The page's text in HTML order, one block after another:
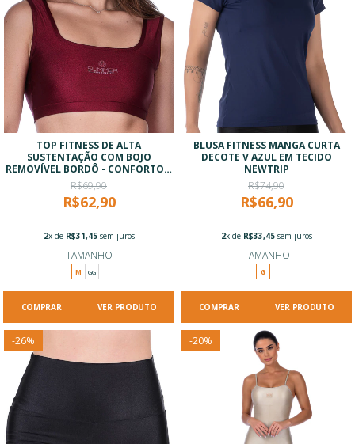
TOP FITNESS DE ALTA
SUSTENTAÇÃO COM BOJO
REMOVÍVEL BORDÔ - CONFORTO E
TECNOLOGIA
R$69,90
R$62,90
2x de R$31,45sem juros
TAMANHO
M GG
VER PRODUTO
BLUSA FITNESS MANGA CURTA
DECOTE V AZUL EM TECIDO
NEWTRIP
R$74,90
R$66,90
2x de R$33,45sem juros
TAMANHO
G
VER PRODUTO
-26% -20%